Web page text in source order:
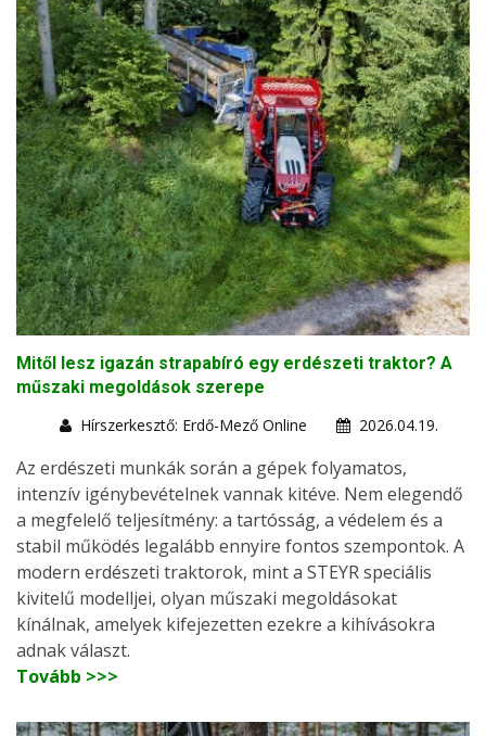
Mitől lesz igazán strapabíró egy erdészeti traktor? A
műszaki megoldások szerepe
Hírszerkesztő: Erdő-Mező Online
2026.04.19.
Az erdészeti munkák során a gépek folyamatos,
intenzív igénybevételnek vannak kitéve. Nem elegendő
a megfelelő teljesítmény: a tartósság, a védelem és a
stabil működés legalább ennyire fontos szempontok. A
modern erdészeti traktorok, mint a STEYR speciális
kivitelű modelljei, olyan műszaki megoldásokat
kínálnak, amelyek kifejezetten ezekre a kihívásokra
adnak választ.
Tovább >>>